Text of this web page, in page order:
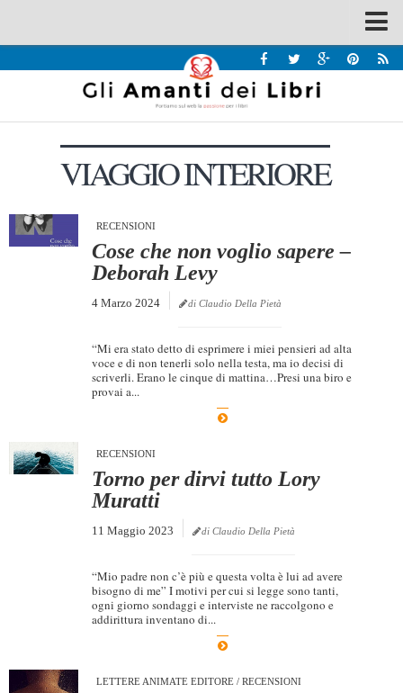
Recensioni
Interviste & Incontri
Bandi
Chi siamo
Rassegna Stampa
Case editrici
Partnership
Premio Chiara
VIAGGIO INTERIORE
RECENSIONI
Cose che non voglio sapere –
Deborah Levy
4 Marzo 2024 di Claudio Della Pietà
“Mi era stato detto di esprimere i miei pensieri ad alta
voce e di non tenerli solo nella testa, ma io decisi di
scriverli. Erano le cinque di mattina…Presi una biro e
provai a...
RECENSIONI
Torno per dirvi tutto Lory
Muratti
11 Maggio 2023 di Claudio Della Pietà
“Mio padre non c’è più e questa volta è lui ad avere
bisogno di me” I motivi per cui si legge sono tanti,
ogni giorno sondaggi e interviste ne raccolgono e
addirittura inventano di...
LETTERE ANIMATE EDITORE/ RECENSIONI